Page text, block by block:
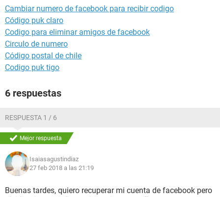
Cambiar numero de facebook para recibir codigo
Código puk claro
Codigo para eliminar amigos de facebook
Circulo de numero
Código postal de chile
Codigo puk tigo
6 respuestas
RESPUESTA 1 / 6
Mejor respuesta
Isaiasagustindiaz
27 feb 2018 a las 21:19
Buenas tardes, quiero recuperar mi cuenta de facebook pero